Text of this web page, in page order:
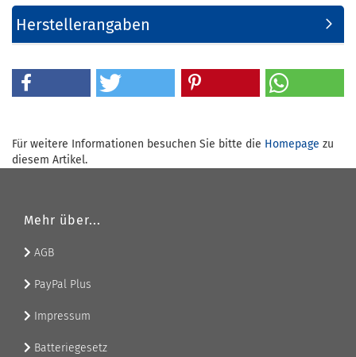
Herstellerangaben
Für weitere Informationen besuchen Sie bitte die Homepage zu
diesem Artikel.
Mehr über...
AGB
PayPal Plus
Impressum
Batteriegesetz